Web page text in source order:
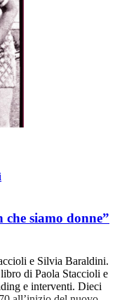
che siamo donne”
e Silvia Baraldini.
di Paola Staccioli e
e interventi. Dieci